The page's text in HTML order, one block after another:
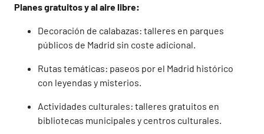
Planes gratuitos y al aire libre:
Decoración de calabazas: talleres en parques
públicos de Madrid sin coste adicional.
Rutas temáticas: paseos por el Madrid histórico
con leyendas y misterios.
Actividades culturales: talleres gratuitos en
bibliotecas municipales y centros culturales.